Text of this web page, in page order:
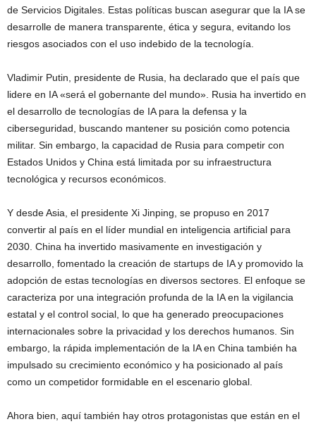
de Servicios Digitales. Estas políticas buscan asegurar que la IA se
desarrolle de manera transparente, ética y segura, evitando los
riesgos asociados con el uso indebido de la tecnología.
Vladimir Putin, presidente de Rusia, ha declarado que el país que
lidere en IA «será el gobernante del mundo». Rusia ha invertido en
el desarrollo de tecnologías de IA para la defensa y la
ciberseguridad, buscando mantener su posición como potencia
militar. Sin embargo, la capacidad de Rusia para competir con
Estados Unidos y China está limitada por su infraestructura
tecnológica y recursos económicos.
Y desde Asia, el presidente Xi Jinping, se propuso en 2017
convertir al país en el líder mundial en inteligencia artificial para
2030. China ha invertido masivamente en investigación y
desarrollo, fomentado la creación de startups de IA y promovido la
adopción de estas tecnologías en diversos sectores. El enfoque se
caracteriza por una integración profunda de la IA en la vigilancia
estatal y el control social, lo que ha generado preocupaciones
internacionales sobre la privacidad y los derechos humanos. Sin
embargo, la rápida implementación de la IA en China también ha
impulsado su crecimiento económico y ha posicionado al país
como un competidor formidable en el escenario global.
Ahora bien, aquí también hay otros protagonistas que están en el